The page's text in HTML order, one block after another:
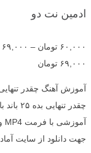
ادمین نت دو
۶۰,۰۰۰ تومان – ۶۹,۰۰۰
۶۹,۰۰۰ تومان
جهت دانلود از سایت